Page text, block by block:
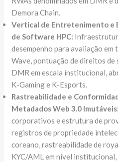
Demora Chain.
Vertical de Entretenimento e
de Software HPC:
desempenho para avaliação em
Wave, pontuação de direitos
DMR em escala institucional,
K-Gaming e K-Esports.
Rastreabilidade e
Metadados Web 3.0 Imutáveis:
corporativos e estrutura de
registros de propriedade
coreano, rastreabilidade de
KYC/AML em nível